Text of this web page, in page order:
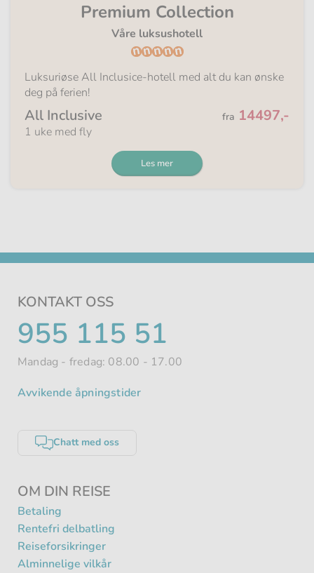
Premium Collection
Våre luksushotell
Luksuriøse All Inclusice-hotell med alt du kan ønske
deg på ferien!
All Inclusive Fra
fra 14497,-
1 uke med fly
Les mer
OM DIN REISE
Betaling
Rentefri delbatling
Reiseforsikringer
Alminnelige vilkår
KONTAKT OSS
TELEFONNUMMER
955 115 51
Mandag - fredag: 08.00 - 17.00
Avvikende åpningstider
Chatt med oss